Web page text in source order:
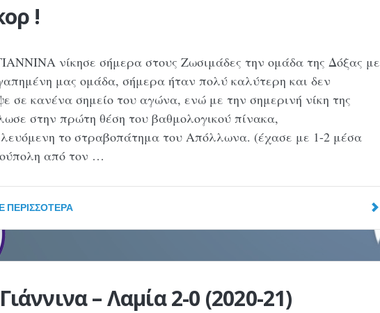
!
νίκησε σήμερα στους Ζωσιμάδες την ομάδα της Δόξας με
μας ομάδα, σήμερα ήταν πολύ καλύτερη και δεν
σε κανένα σημείο του αγώνα, ενώ με την σημερινή νίκη της
στην πρώτη θέση του βαθμολογικού πίνακα,
το στραβοπάτημα του Απόλλωνα. (έχασε με 1-2 μέσα
από τον …
ΠΕΡΙΣΣΌΤΕΡΑ
– Λαμία 2-0 (2020-21)